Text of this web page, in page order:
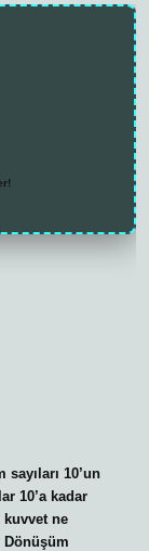
10’un
10’a kadar
kuvvet ne
Dönüşüm